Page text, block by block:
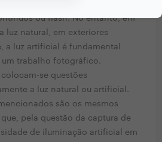
ou flash. No entanto, em
luz natural, em exteriores
a luz artificial é fundamental
um trabalho fotográfico.
se questões
a luz natural ou artificial.
são os mesmos
pela questão da captura de
de iluminação artificial em